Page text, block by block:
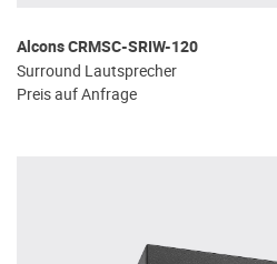
Alcons CRMSC-SRIW-120
Surround Lautsprecher
Preis auf Anfrage